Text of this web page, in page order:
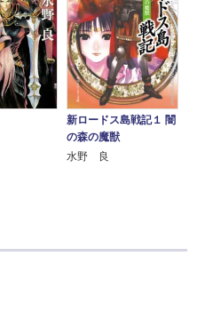
新ロードス島戦記１ 闇
の森の魔獣
水野 良